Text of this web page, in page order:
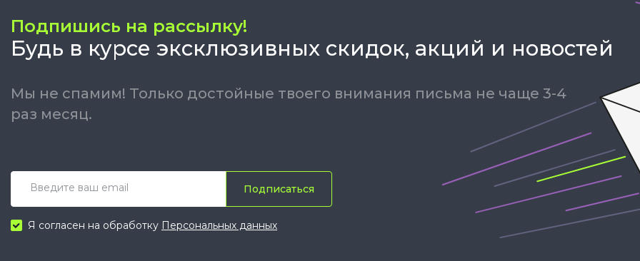
Подпишись на рассылку!
Будь в курсе эксклюзивных скидок, акций и новостей
Мы не спамим! Только достойные твоего внимания письма не чаще 3-4
раз месяц.
Подписаться
Я согласен на обработку Персональных данных